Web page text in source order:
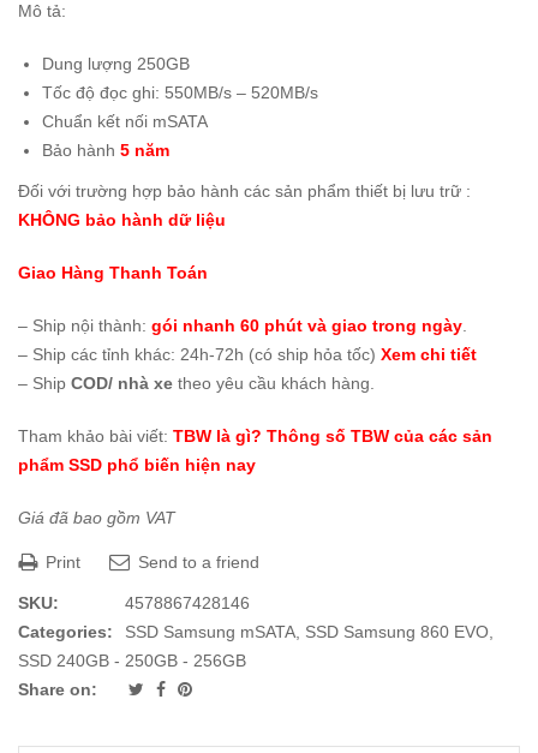
Mô tả:
Dung lượng 250GB
Tốc độ đọc ghi: 550MB/s – 520MB/s
Chuẩn kết nối mSATA
Bảo hành 5 năm
Đối với trường hợp bảo hành các sản phẩm thiết bị lưu trữ :
KHÔNG bảo hành dữ liệu
Giao Hàng Thanh Toán
– Ship nội thành: gói nhanh 60 phút và giao trong ngày
– Ship các tỉnh khác: 24h-72h (có ship hỏa tốc) Xem chi tiết
– Ship COD/ nhà xe theo yêu cầu khách hàng.
Tham khảo bài viết: TBW là gì? Thông số TBW của các sản
phẩm SSD phổ biến hiện nay
Giá đã bao gồm VAT
Print Send to a friend
SKU:
4578867428146
Categories:
SSD Samsung mSATA SSD Samsung 860 EVO
SSD 240GB - 250GB - 256GB
Share on: